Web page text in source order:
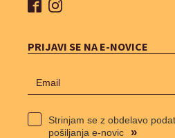
PRIJAVI SE NA E-NOVICE
Strinjam se z obdelavo
pošiljanja e-novic
»